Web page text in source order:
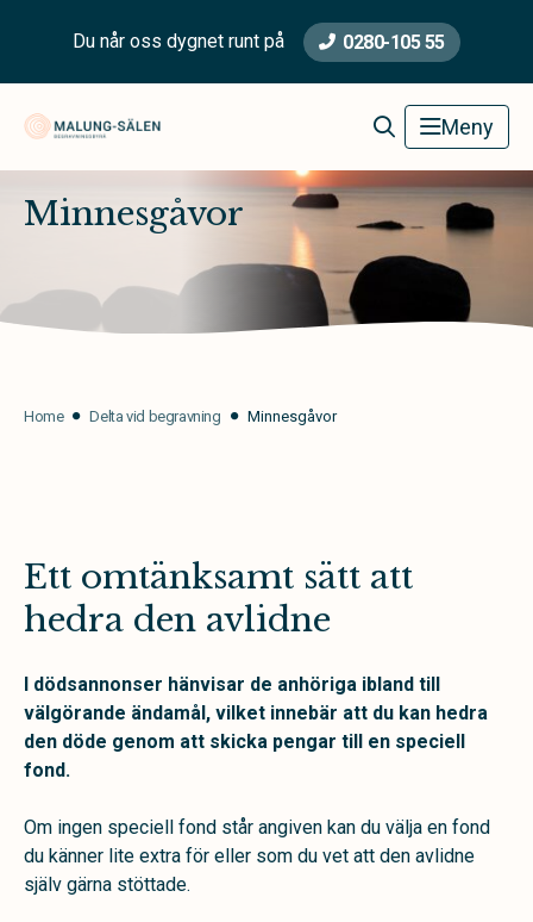
Du når oss dygnet runt på 0280-105 55
Malung-Sälen Begravningsbyrå Meny
Minnesgåvor
Home Delta vid begravning Minnesgåvor
Ett omtänksamt sätt att
hedra den avlidne
I dödsannonser hänvisar de anhöriga ibland till
välgörande ändamål, vilket innebär att du kan hedra
den döde genom att skicka pengar till en speciell
fond.
Om ingen speciell fond står angiven kan du välja en fond
du känner lite extra för eller som du vet att den avlidne
själv gärna stöttade.